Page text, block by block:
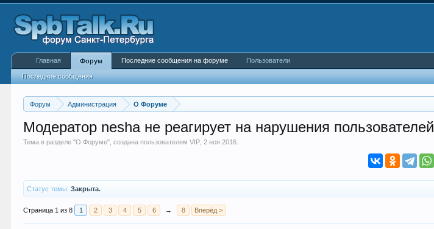
Форум Администрация О Форуме
Модератор nesha не реагирует на нарушения пользователей
Тема в разделе "О Форуме", создана пользователемVIP ,2 ноя 2016
Статус темы: Закрыта.
Страница 1 из 8 1 2 3 4 5 6 → 8 Вперёд >
Главная Форум
Последние сообщения
Последние сообщения на форуме Пользователи